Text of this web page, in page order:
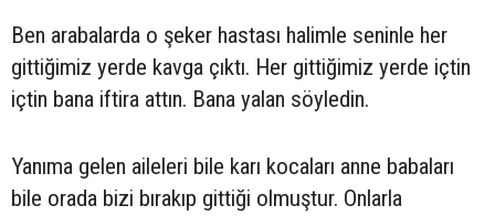
Ben arabalarda o şeker hastası halimle seninle her
gittiğimiz yerde kavga çıktı. Her gittiğimiz yerde içtin
içtin bana iftira attın. Bana yalan söyledin.
Yanıma gelen aileleri bile karı kocaları anne babaları
bile orada bizi bırakıp gittiği olmuştur. Onlarla